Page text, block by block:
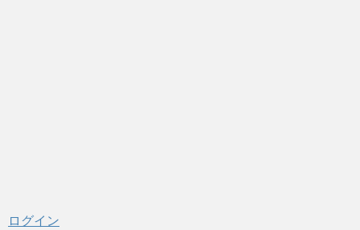
ログイン